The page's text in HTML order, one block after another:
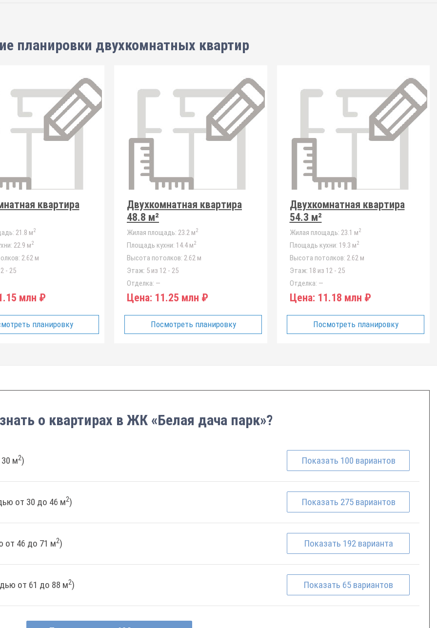
планировки двухкомнатных квартир
квартира
21.8 м2
22.9 м2
2.62 м
- 25
млн ₽
планировку
Двухкомнатная квартира
48.8 м²
Жилая площадь: 23.2 м2
Площадь кухни: 14.4 м2
Высота потолков: 2.62 м
Этаж: 5 из 12 - 25
Отделка: —
Цена: 11.25 млн ₽
Посмотреть планировку
Двухкомнатная квартира
54.3 м²
Жилая площадь: 23.1 м2
Площадь кухни: 19.3 м2
Высота потолков: 2.62 м
Этаж: 18 из 12 - 25
Отделка: —
Цена: 11.18 млн ₽
Посмотреть планировку
о квартирах в ЖК «Белая дача парк»?
м2) Показать 100 вариантов
от 30 до 46 м2) Показать 275 вариантов
от 46 до 71 м2) Показать 192 варианта
от 61 до 88 м2) Показать 65 вариантов